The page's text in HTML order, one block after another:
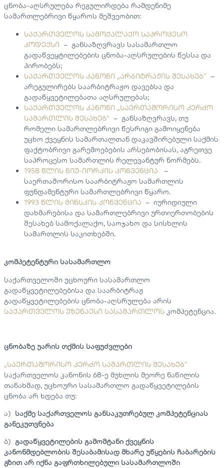
ცნობა-აღსრულება რეგულირდება რამდენიმე
სამართლებრივი წყაროს მეშვეობით:
საქართველოს სამოქალაქო საპროცესო
კოდექსი – განსაზღვრავს სასამართლო
გადაწვეყტილებების ცნობა-აღსრულების წესსა და
პირობებს;
საქართველოს კანონი „არბიტრაჟის შესახებ“ –
არეგულირებს საარბიტრაჟო დავებსა და
გადაწყვეტილებათა აღსრულებას;
საქართველოს კანონი „საერთაშორისო კერძო
სამართლის შესახებ“ – განსაზღვრავს, თუ
რომელი სამართლებრივი წესრიგი გამოიყენება
უცხო ქვეყნის სამართალთან დაკავშირებული საქმის
ფაქტობრივი გარემოებების არსებობისას, აგრეთვე
საპროცესო სამართლის რელევანტურ ნორმებს.
1958 წლის ნიუ-იორკის კონვენცია
–
საერთაშორისო საარბიტრაჟო სამართლის
ფუნდამენტური სამართლებრივი წყარო.
1993 წლის მინსკის კონვენცია – იურიდიული
დახმარებისა და სამართლებრივი ურთიერთობების
შესახებ სამოქალაქო, საოჯახო და სისხლის
სამართლის საკითხებში.
კომპეტენტური სასამართლო
საქართველოში უცხოური სასამართლო
გადაწყვეტილებებისა და საარბიტრაჟ
გადაწყვეტილებების ცნობა-აღსრულება არის
საქართველოს უზენაესი სასამართლოს კომპეტენცია.
ცნობაზე უარის თქმის საფუძვლები
„საერთაშორისო კერძო სამართლის შესახებ“
საქართველოს კანონის 68-ე მუხლის მეორე ნაწილის
თანახმად, უცხოური სასამართლო გადაწყვეტილების
ცნობა არ ხდება თუ:
ა) საქმე საქართველოს განსაკუთრებულ კომპეტენციას
განეკუთვნება
ბ) გადაწყვეტილების გამომტანი ქვეყნის
კანონმდებლობის შესაბამისად მხარე უწყების ჩაბარების
გზით არ იქნა გაფრთხილებული სასამართლოში